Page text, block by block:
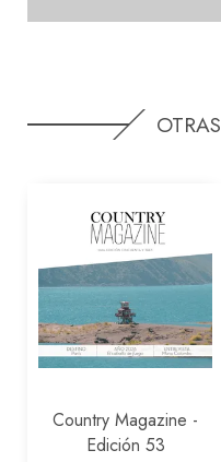
OTRAS
Country Magazine -
Edición 53